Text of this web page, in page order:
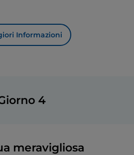
Informazioni
4
meravigliosa